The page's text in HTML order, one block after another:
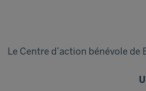
Le Centre d’action bénévole